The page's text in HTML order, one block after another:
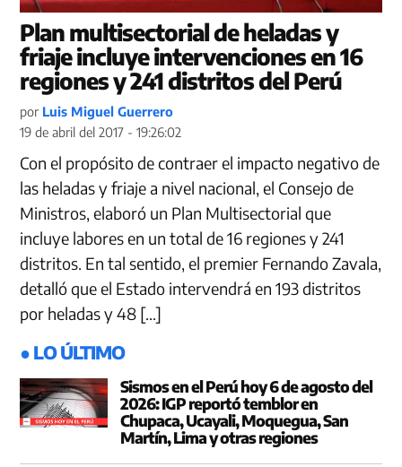
Plan multisectorial de heladas y
friaje incluye intervenciones en 16
regiones y 241 distritos del Perú
por Luis Miguel Guerrero
19 de abril del 2017 - 19:26:02
Con el propósito de contraer el impacto negativo de
las heladas y friaje a nivel nacional, el Consejo de
Ministros, elaboró un Plan Multisectorial que
incluye labores en un total de 16 regiones y 241
distritos. En tal sentido, el premier Fernando Zavala,
detalló que el Estado intervendrá en 193 distritos
por heladas y 48 […]
● LO ÚLTIMO
Sismos en el Perú hoy 6 de agosto del
2026: IGP reportó temblor en
Chupaca, Ucayali, Moquegua, San
Martín, Lima y otras regiones